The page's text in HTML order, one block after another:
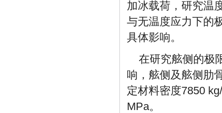
加冰载荷，研究温
与无温度应力下的
具体影响。
在研究舷侧的极
响，舷侧及舷侧肋
定材料密度7850
MPa。